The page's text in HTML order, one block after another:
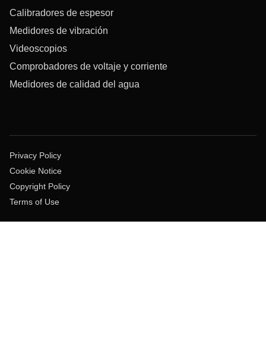
Calibradores de espesor
Medidores de vibración
Videoscopios
Comprobadores de voltaje y corriente
Medidores de calidad del agua
Privacy Policy
Cookie Notice
Copyright Policy
Terms of Use